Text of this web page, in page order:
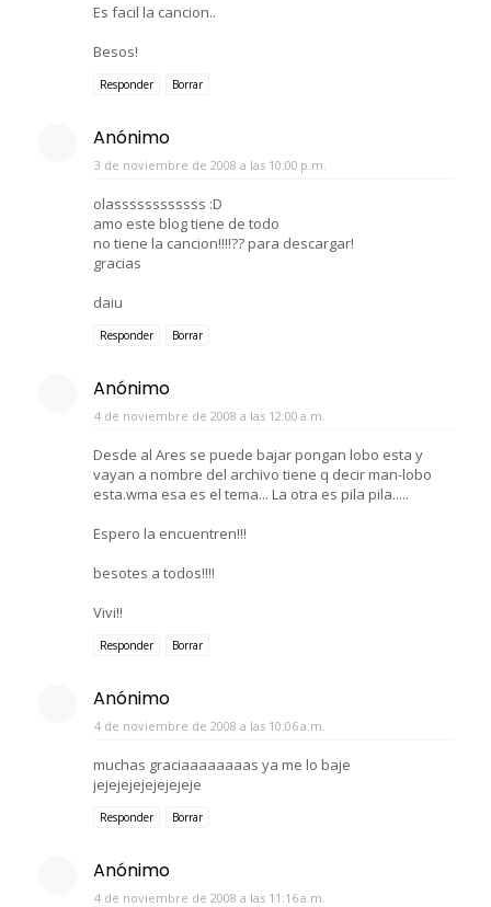
Es facil la cancion..
Besos!
Responder Borrar
Anónimo
3 de noviembre de 2008 a las 10:00 p.m.
olassssssssssss :D
amo este blog tiene de todo
no tiene la cancion!!!!?? para descargar!
gracias
daiu
Responder Borrar
Anónimo
4 de noviembre de 2008 a las 12:00 a.m.
Desde al Ares se puede bajar pongan lobo esta y
vayan a nombre del archivo tiene q decir man-lobo
esta.wma esa es el tema... La otra es pila pila.....
Espero la encuentren!!!
besotes a todos!!!!
Vivi!!
Responder Borrar
Anónimo
4 de noviembre de 2008 a las 10:06 a.m.
muchas graciaaaaaaaas ya me lo baje
jejejejejejejejeje
Responder Borrar
Anónimo
4 de noviembre de 2008 a las 11:16 a.m.